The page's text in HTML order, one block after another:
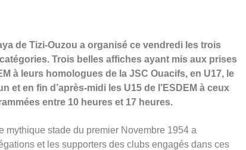
de Tizi-Ouzou a organisé ce vendredi les trois
Trois belles affiches ayant mis aux prises
à leurs homologues de la JSC Ouacifs, en U17, le
et en fin d’après-midi les U15 de l’ESDEM à ceux
entre 10 heures et 17 heures.
mythique stade du premier Novembre 1954 a
et les supporters des clubs engagés dans ces